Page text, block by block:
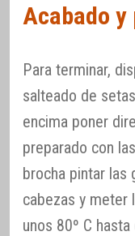
Acabado
Para terminar,
salteado de
encima poner
preparado con
brocha pintar las
cabezas y meter
unos 80º C